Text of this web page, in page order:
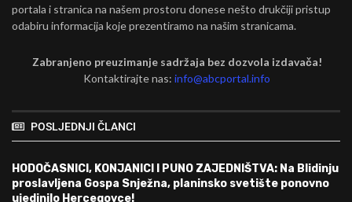
portala i stranica na našem prostoru donese nešto drukčiji pristup
odabiru informacija koje prezentiramo na našim stranicama.
Zabranjeno preuzimanje sadržaja bez dozvola izdavača!
Kontaktirajte nas:info@abcportal.info
POSLJEDNJI ČLANCI
HODOČASNICI, KONJANICI I PUNO ZAJEDNIŠTVA: Na Blidinju
proslavljena Gospa Snježna, planinsko svetište ponovno
ujedinilo Hercegovce!